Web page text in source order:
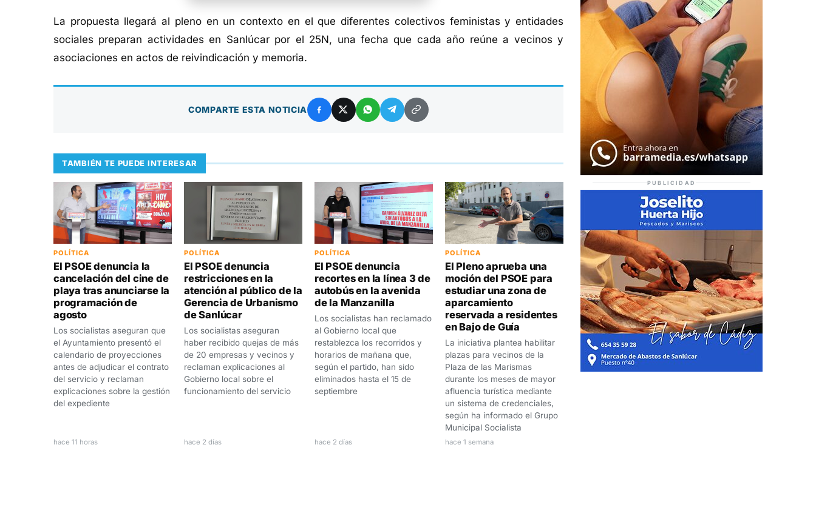
La propuesta llegará al pleno en un contexto en el que diferentes colectivos feministas y entidades
sociales preparan actividades en Sanlúcar por el 25N, una fecha que cada año reúne a vecinos y
asociaciones en actos de reivindicación y memoria.
COMPARTE ESTA NOTICIA
TAMBIÉN TE PUEDE INTERESAR
POLÍTICA
El PSOE denuncia la
cancelación del cine de
playa tras anunciarse la
programación de
agosto
Los socialistas aseguran que
el Ayuntamiento presentó el
calendario de proyecciones
antes de adjudicar el contrato
del servicio y reclaman
explicaciones sobre la gestión
del expediente
hace 11 horas
POLÍTICA
El PSOE denuncia
restricciones en la
atención al público de la
Gerencia de Urbanismo
de Sanlúcar
Los socialistas aseguran
haber recibido quejas de más
de 20 empresas y vecinos y
reclaman explicaciones al
Gobierno local sobre el
funcionamiento del servicio
hace 2 días
POLÍTICA
El PSOE denuncia
recortes en la línea 3 de
autobús en la avenida
de la Manzanilla
Los socialistas han reclamado
al Gobierno local que
restablezca los recorridos y
horarios de mañana que,
según el partido, han sido
eliminados hasta el 15 de
septiembre
hace 2 días
POLÍTICA
El Pleno aprueba una
moción del PSOE para
estudiar una zona de
aparcamiento
reservada a residentes
en Bajo de Guía
La iniciativa plantea habilitar
plazas para vecinos de la
Plaza de las Marismas
durante los meses de mayor
afluencia turística mediante
un sistema de credenciales,
según ha informado el Grupo
Municipal Socialista
hace 1 semana
PUBLICIDAD